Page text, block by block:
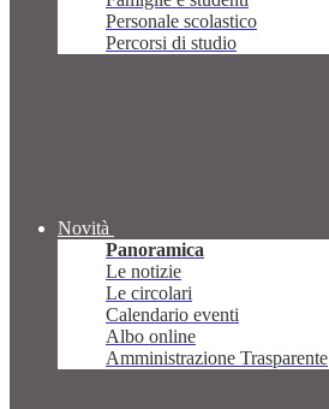
Personale scolastico
Percorsi di studio
Novità
Panoramica
Le notizie
Le circolari
Calendario eventi
Albo online
Amministrazione Trasparente